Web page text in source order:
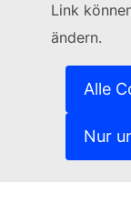
Link
ändern.
Alle
Nur
Kontakt
IT-
Sprachen auf
Schutz der
Rechtlicher